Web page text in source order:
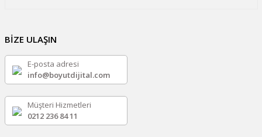
BİZE ULAŞIN
E-posta adresi
info@boyutdijital.com
Müşteri Hizmetleri
0212 236 84 11